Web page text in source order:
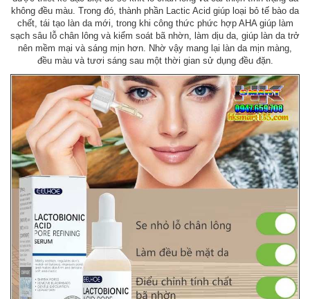
không đều màu. Trong đó, thành phần Lactic Acid giúp loại bỏ tế bào da
chết, tái tạo làn da mới, trong khi công thức phức hợp AHA giúp làm
sạch sâu lỗ chân lông và kiểm soát bã nhờn, làm dịu da, giúp làn da trở
nên mềm mại và sáng mịn hơn. Nhờ vậy mang lại làn da mịn màng,
đều màu và tươi sáng sau một thời gian sử dụng đều đặn.